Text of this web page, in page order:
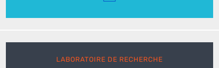
LABORATOIRE DE RECHERCHE